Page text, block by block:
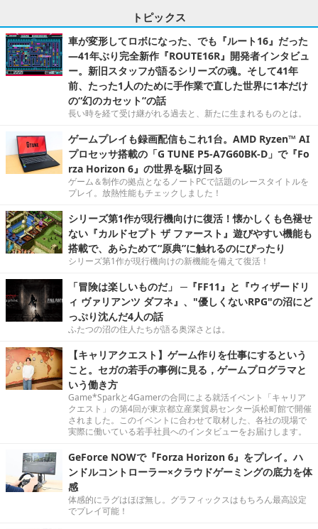
トピックス
車が変形してロボになった、でも『ルート16』だった
―41年ぶり完全新作『ROUTE16R』開発者インタビュ
ー。新旧スタッフが語るシリーズの魂。そして41年
前、たった1人のために手作業で直した世界に1本だけ
の“幻のカセット”の話
長い時を経て受け継がれる過去と、新たに生まれるものとは。
ゲームプレイも録画配信もこれ1台。AMD Ryzen™ AI
プロセッサ搭載の「G TUNE P5-A7G60BK-D」で『Fo
rza Horizon 6』の世界を駆け回る
ゲーム＆制作の拠点となるノートPCで話題のレースタイトルを
プレイ。放熱性能もチェックしました！
シリーズ第1作が現行機向けに復活！懐かしくも色褪せ
ない『カルドセプト ザ ファースト』遊びやすい機能も
搭載で、あらためて“原典”に触れるのにぴったり
シリーズ第1作が現行機向けの新機能を備えて復活！
「冒険は楽しいものだ」 ─『FF11』と『ウィザードリ
ィ ヴァリアンツ ダフネ』、"優しくないRPG"の沼にど
っぷり沈んだ4人の話
ふたつの沼の住人たちが語る奥深さとは。
【キャリアクエスト】ゲーム作りを仕事にするという
こと。セガの若手の事例に見る，ゲームプログラマと
いう働き方
Game*Sparkと4Gamerの合同による就活イベント「キャリア
クエスト」の第4回が東京都立産業貿易センター浜松町館で開催
されました。このイベントに合わせて取材した、各社の現場で
実際に働いている若手社員へのインタビューをお届けします。
GeForce NOWで『Forza Horizon 6』をプレイ。ハ
ンドルコントローラー×クラウドゲーミングの底力を体
感
体感的にラグはほぼ無し。グラフィックスはもちろん最高設定
でプレイ可能！